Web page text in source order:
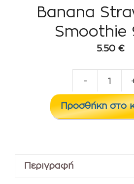
Banana
Smoothie
5.50 €
-
Προσθήκη στο
Περιγραφή